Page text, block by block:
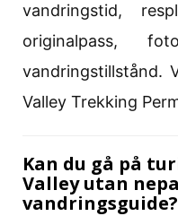
vandringstid,
originalpass,
vandringstillstånd.
Valley Trekking
Kan du gå på
Valley utan
vandringsguide?